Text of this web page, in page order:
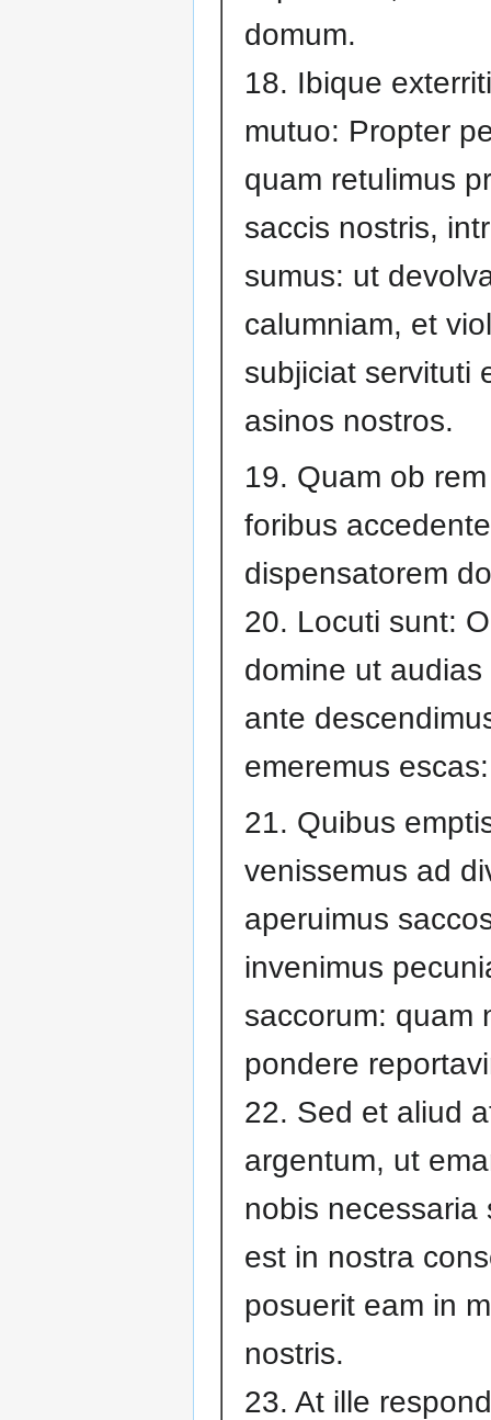
domum.
18. Ibique
mutuo: Propter
quam retulimus
saccis nostris,
sumus: ut
calumniam, et
subjiciat servituti
asinos nostros.
19. Quam ob
foribus
dispensatorem
20. Locuti sunt:
domine ut
ante
emeremus escas:
21. Quibus
venissemus ad
aperuimus
invenimus
saccorum: quam
pondere
22. Sed et aliud
argentum, ut
nobis necessaria
est in nostra
posuerit eam in
nostris.
23. At ille